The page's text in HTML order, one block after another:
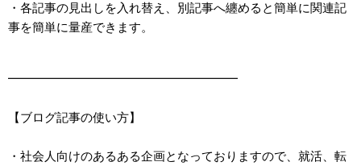
・各記事の見出しを入れ替え、別記事へ纏めると簡単に関連記
事を簡単に量産できます。
━━━━━━━━━━━━━━━━━━━
【ブログ記事の使い方】
・社会人向けのあるある企画となっておりますので、就活、転